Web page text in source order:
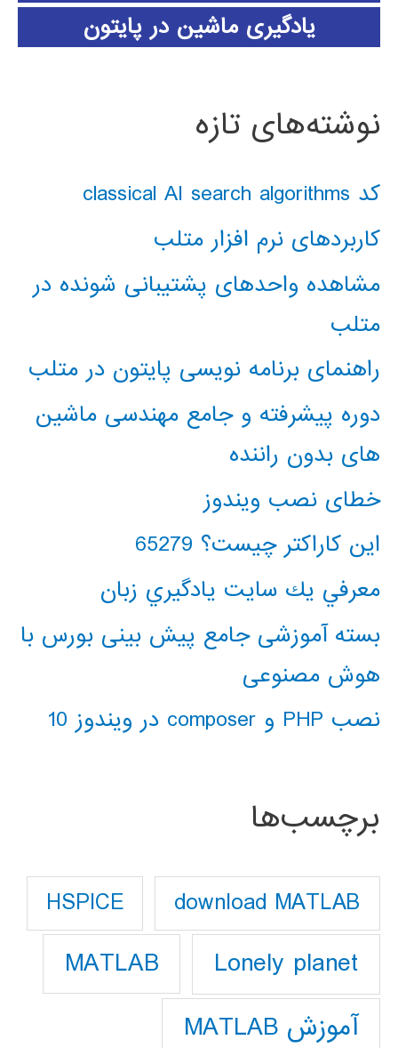
یادگیری ماشین در پایتون
نوشته‌های تازه
کد classical AI search algorithms
کاربردهای نرم افزار متلب
مشاهده واحدهای پشتیبانی شونده در
متلب
راهنمای برنامه نویسی پایتون در متلب
دوره پیشرفته و جامع مهندسی ماشین
های بدون راننده
خطای نصب ویندوز
این کاراکتر چیست؟ 65279
معرفي يك سايت يادگيري زبان
بسته آموزشی جامع پیش بینی بورس با
هوش مصنوعی
نصب PHP و composer در ویندوز 10
برچسب‌ها
download MATLAB
HSPICE
Lonely planet
MATLAB
آموزش MATLAB